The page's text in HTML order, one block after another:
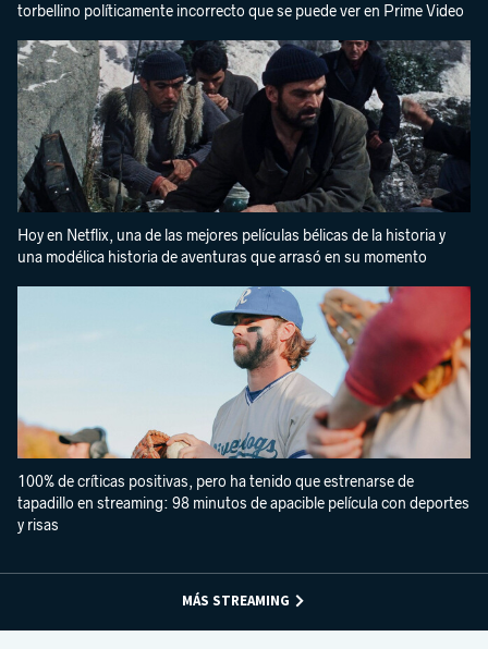
torbellino políticamente incorrecto que se puede ver en Prime Video
Hoy en Netflix, una de las mejores películas bélicas de la historia y
una modélica historia de aventuras que arrasó en su momento
100% de críticas positivas, pero ha tenido que estrenarse de
tapadillo en streaming: 98 minutos de apacible película con deportes
y risas
MÁS STREAMING